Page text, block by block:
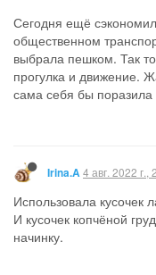
Сегодня ещё
общественном
выбрала пешком. Так
прогулка и движение.
сама себя бы поразила
Irina.A4 авг. 2022 г.,
Использовала кусочек
И кусочек копчёной
начинку.